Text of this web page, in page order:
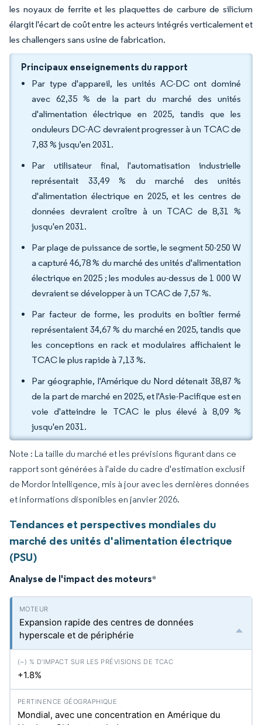
les noyaux de ferrite et les plaquettes de carbure de silicium
élargit l'écart de coût entre les acteurs intégrés verticalement et
les challengers sans usine de fabrication.
Principaux enseignements du rapport
Par type d'appareil, les unités AC-DC ont dominé
avec 62,35 % de la part du marché des unités
d'alimentation électrique en 2025, tandis que les
onduleurs DC-AC devraient progresser à un TCAC de
7,83 % jusqu'en 2031.
Par utilisateur final, l'automatisation industrielle
représentait 33,49 % du marché des unités
d'alimentation électrique en 2025, et les centres de
données devraient croître à un TCAC de 8,31 %
jusqu'en 2031.
Par plage de puissance de sortie, le segment 50-250 W
a capturé 46,78 % du marché des unités d'alimentation
électrique en 2025 ; les modules au-dessus de 1 000 W
devraient se développer à un TCAC de 7,57 %.
Par facteur de forme, les produits en boîtier fermé
représentaient 34,67 % du marché en 2025, tandis que
les conceptions en rack et modulaires affichaient le
TCAC le plus rapide à 7,13 %.
Par géographie, l'Amérique du Nord détenait 38,87 %
de la part de marché en 2025, et l'Asie-Pacifique est en
voie d'atteindre le TCAC le plus élevé à 8,09 %
jusqu'en 2031.
Note : La taille du marché et les prévisions figurant dans ce
rapport sont générées à l'aide du cadre d'estimation exclusif
de Mordor Intelligence, mis à jour avec les dernières données
et informations disponibles en janvier 2026.
Tendances et perspectives mondiales du
marché des unités d'alimentation électrique
(PSU)
Analyse de l'impact des moteurs*
Expansion rapide des centres de données
hyperscale et de périphérie
+1.8%
Mondial, avec une concentration en Amérique du